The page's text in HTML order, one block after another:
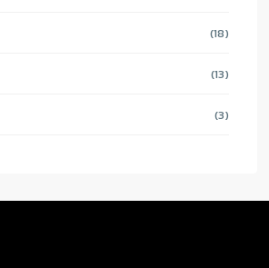
(18)
(13)
(3)